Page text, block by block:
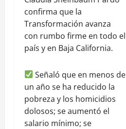
confirma que la
Transformación avanza
con rumbo firme en todo el
país y en Baja California.
Señaló que en menos de
un año se ha reducido la
pobreza y los homicidios
dolosos; se aumentó el
salario mínimo; se